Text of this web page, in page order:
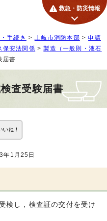
救急・防災情報
手続き >土岐市消防本部 >申請
保安法関係 >製造（一般則・液石
届書
査受験届書
いね！
1月25日
検し，検査証の交付を受け